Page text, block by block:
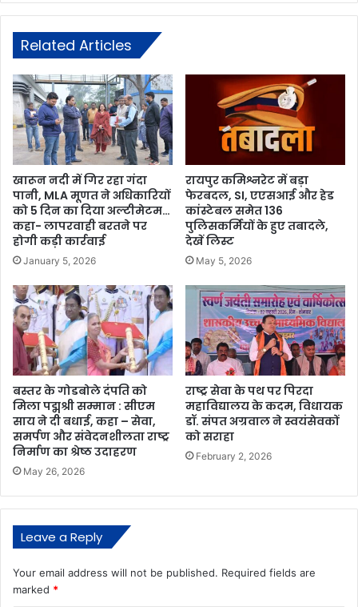
Related Articles
खारून नदी में गिर रहा गंदा
पानी, MLA मूणत ने अधिकारियों
को 5 दिन का दिया अल्टीमेटम…
कहा- लापरवाही बरतने पर
होगी कड़ी कार्रवाई
January 5, 2026
रायपुर कमिश्नरेट में बड़ा
फेरबदल, SI, एएसआई और हेड
कांस्टेबल समेत 136
पुलिसकर्मियों के हुए तबादले,
देखें लिस्ट
May 5, 2026
बस्तर के गोडबोले दंपति को
मिला पद्मश्री सम्मान : सीएम
साय ने दी बधाई, कहा – सेवा,
समर्पण और संवेदनशीलता राष्ट्र
निर्माण का श्रेष्ठ उदाहरण
May 26, 2026
राष्ट्र सेवा के पथ पर पिरदा
महाविद्यालय के कदम, विधायक
डॉ. संपत अग्रवाल ने स्वयंसेवकों
को सराहा
February 2, 2026
Leave a Reply
Your email address will not be published. Required fields are
marked *